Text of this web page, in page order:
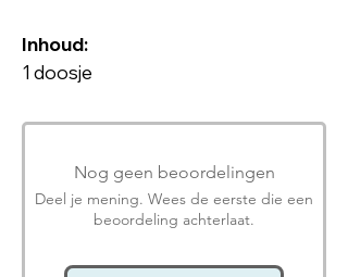
Inhoud:
1 doosje
Nog geen beoordelingen
Deel je mening. Wees de eerste die een
beoordeling achterlaat.